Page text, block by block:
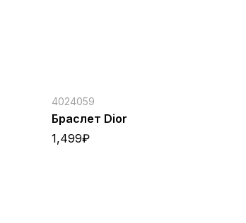
4024059
Браслет Dior
1,499₽